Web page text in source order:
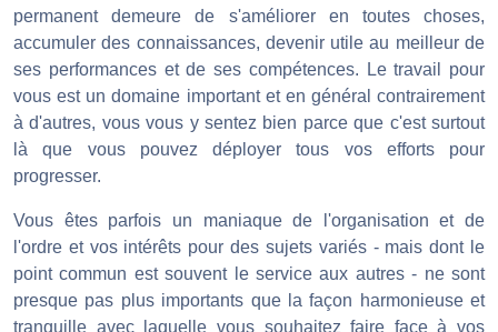
permanent demeure de s'améliorer en toutes choses,
accumuler des connaissances, devenir utile au meilleur de
ses performances et de ses compétences. Le travail pour
vous est un domaine important et en général contrairement
à d'autres, vous vous y sentez bien parce que c'est surtout
là que vous pouvez déployer tous vos efforts pour
progresser.
Vous êtes parfois un maniaque de l'organisation et de
l'ordre et vos intérêts pour des sujets variés - mais dont le
point commun est souvent le service aux autres - ne sont
presque pas plus importants que la façon harmonieuse et
tranquille avec laquelle vous souhaitez faire face à vos